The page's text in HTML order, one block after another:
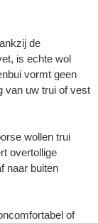
de
is echte wol
vormt geen
van uw trui of vest
wollen trui
overtollige
naar buiten
of